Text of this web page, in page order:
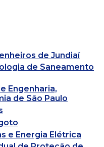
de Jundiaí
de Saneamento
Engenharia,
de São Paulo
e Energia Elétrica